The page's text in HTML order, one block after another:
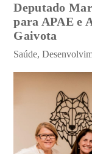
​Deputado
para APAE e
Gaivota
Saúde,